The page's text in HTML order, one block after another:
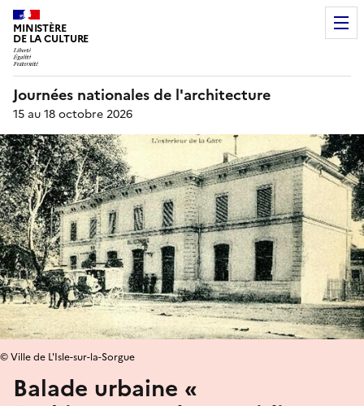
MINISTÈRE
DE LA CULTURE
Journées nationales de l'architecture
15 au 18 octobre 2026
Balade urbaine «
© Ville de L'Isle-sur-la-Sorgue